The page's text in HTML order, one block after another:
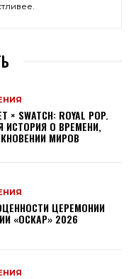
× SWATCH: ROYAL POP.
ИСТОРИЯ О ВРЕМЕНИ,
МИРОВ
ЦЕРЕМОНИИ
«ОСКАР» 2026